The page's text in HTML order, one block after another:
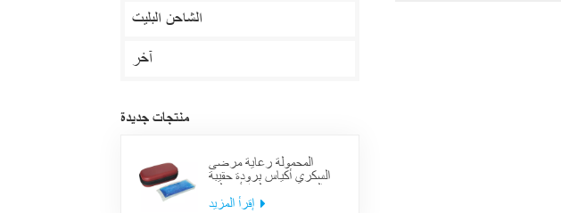
الشاحن البليت
آخر
منتجات جديدة
المحمولة رعاية مرضى
السكري أكياس برودة حقيبة
العرض معزول الأنسولين
لوازم حالة السفر
إقرأ المزيد